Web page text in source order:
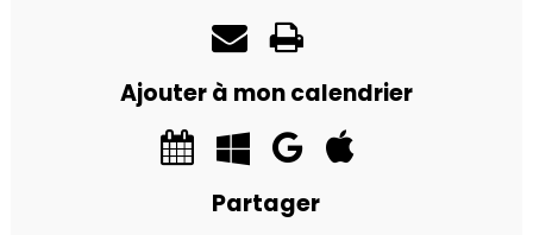
Ajouter à mon calendrier
Partager